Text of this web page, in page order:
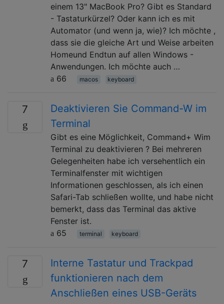
einem 13" MacBook Pro? Gibt es Standard
- Tastaturkürzel? Oder kann ich es mit
Automator (und wenn ja, wie)? Ich möchte ,
dass sie die gleiche Art und Weise arbeiten
Homeund Endtun auf allen Windows -
Anwendungen. Ich möchte auch …
66
macos keyboard
7
Deaktivieren Sie Command-W im
Terminal
Gibt es eine Möglichkeit, Command+ Wim
Terminal zu deaktivieren ? Bei mehreren
Gelegenheiten habe ich versehentlich ein
Terminalfenster mit wichtigen
Informationen geschlossen, als ich einen
Safari-Tab schließen wollte, und habe nicht
bemerkt, dass das Terminal das aktive
Fenster ist.
65
terminal keyboard
7
Interne Tastatur und Trackpad
funktionieren nach dem
Anschließen eines USB-Geräts